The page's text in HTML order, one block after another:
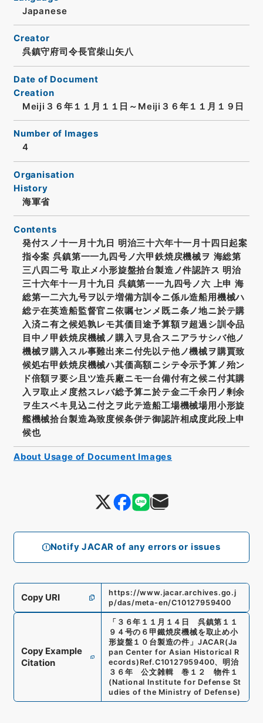
Notify JACAR of any errors or issues
Japanese
Creator
呉鎮守府司令長官柴山矢八
Date of Document
Creation
Meiji３６年１１月１１日～Meiji３６年１１月１９日
Number of Images
4
Organisation
History
海軍省
Contents
発付スノ十一月十九日 明治三十六年十一月十四日起案
指令案 呉鎮第一一九四号ノ六甲鉄焼戻機械ヲ 海総第
三八四二号 取止メ小形旋盤拾台製造ノ件認許ス 明治
三十六年十一月十九日 呉鎮第一一九四号ノ六 上申 海
総第一二六九号ヲ以テ増備方訓令ニ係ル造船用機械ハ
総テ在英造船監督官ニ依嘱センメ既ニ条ノ地ニ於テ購
入済ニ有之候処孰レモ其価目途予算額ヲ超過シ訓令品
目中ノ甲鉄焼戻機械ノ購入ヲ見合スニアラサシバ他ノ
機械ヲ購入スル事難出来ニ付先以テ他ノ機械ヲ購賈致
候処右甲鉄焼戻機械ハ其価高額ニシテ令示予算ノ殆ン
ド倍額ヲ要シ且ツ造兵廠ニモ一台備付有之候ニ付其購
入ヲ取止メ度然スレバ総予算ニ於テ金二千余円ノ剰余
ヲ生スベキ見込ニ付之ヲ此テ造船工場機械場用小形旋
艦機械拾台製造為致度候条併テ御認許相成度此段上申
候也
Copy URI
https://www.jacar.archives.go.j
p/das/meta-en/C10127959400
Copy Example
Citation
「 ３６年１１月１４日 呉鎮第１１
９４号の６甲鐵焼戻機械を取止め小
形旋盤１０台製造の件 」 JACAR(Ja
pan Center for Asian Historical R
ecords) Ref.C10127959400、明治
３６年 公文雑輯 巻１２ 物件１
(National Institute for Defense St
udies of the Ministry of Defense)
About Usage of Document Images